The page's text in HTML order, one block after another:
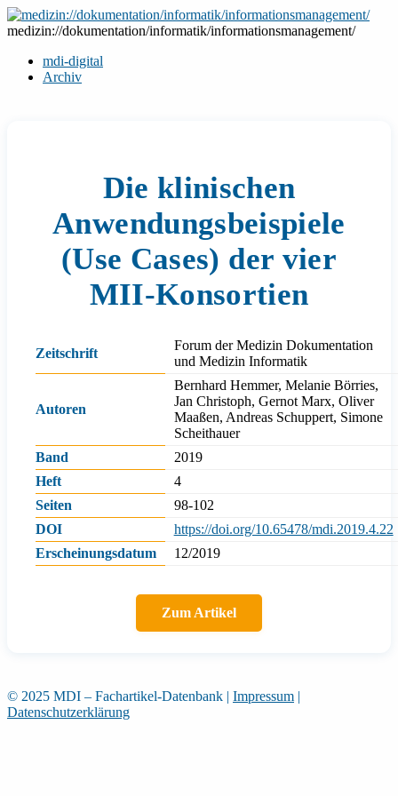
Zum
Inhalt
medizin://dokumentation/informatik/informationsmanagement/
mdi-digital
Archiv
Die klinischen
Anwendungsbeispiele
(Use Cases) der vier
MII-Konsortien
Zeitschrift
Forum der Medizin Dokumentation
und Medizin Informatik
Autoren
Bernhard Hemmer, Melanie Börries,
Jan Christoph, Gernot Marx, Oliver
Maaßen, Andreas Schuppert, Simone
Scheithauer
Band
2019
Heft
4
Seiten
98-102
DOI
https://doi.org/10.65478/mdi.2019.4.22
Erscheinungsdatum
12/2019
Zum Artikel
© 2025 MDI – Fachartikel-Datenbank | Impressum |
Datenschutzerklärung